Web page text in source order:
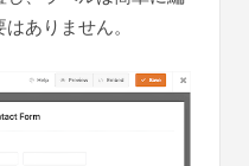
ありません。